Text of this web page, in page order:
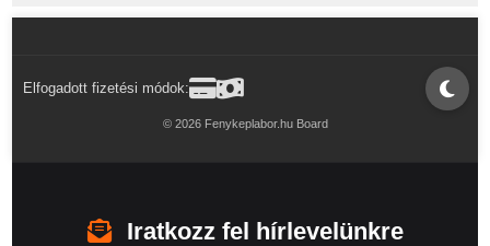
Elfogadott fizetési módok:
© 2026 Fenykeplabor.hu Board
Iratkozz fel hírlevelünkre